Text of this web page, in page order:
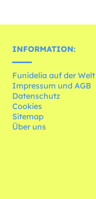
INFORMATION:
Funidelia auf der Welt
Impressum und AGB
Datenschutz
Cookies
Sitemap
Über uns